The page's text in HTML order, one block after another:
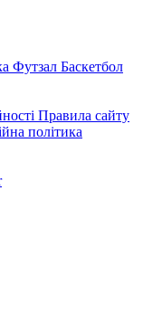
Футзал Баскетбол
Правила сайту
політика